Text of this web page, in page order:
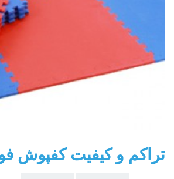
تراكم و كيفيت كفپوش